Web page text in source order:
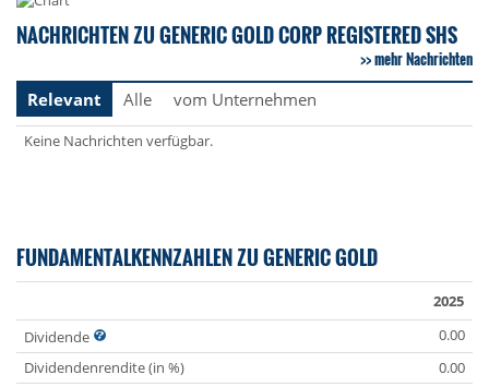
NACHRICHTEN ZU GENERIC GOLD CORP REGISTERED SHS
mehr Nachrichten
Relevant
Alle vom Unternehmen
Keine Nachrichten verfügbar.
FUNDAMENTALKENNZAHLEN ZU GENERIC GOLD
2025
Dividende
0.00
Dividendenrendite (in %)
0.00